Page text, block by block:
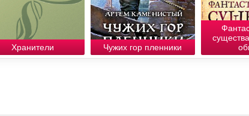
Хранители Чужих гор пленники